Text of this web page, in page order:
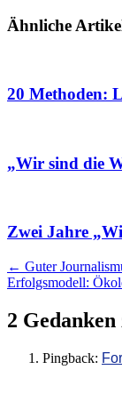
Ähnliche
20 Methoden:
„Wir sind die
Zwei Jahre
Artikel
Navigation
← Guter
Erfolgsmodell:
2 Gedanken
Pingback: